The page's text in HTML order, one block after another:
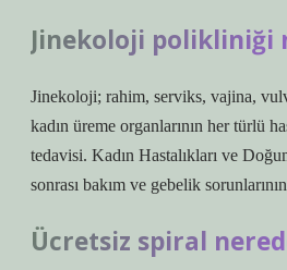
Jinekoloji polikliniği
Jinekoloji; rahim, serviks, vajina,
kadın üreme organlarının her türlü
tedavisi. Kadın Hastalıkları ve
sonrası bakım ve gebelik
Ücretsiz spiral